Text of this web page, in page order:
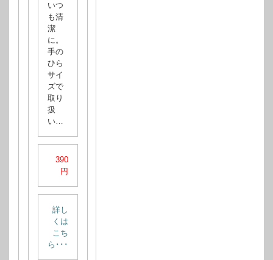
いつ
も清
潔
に。
手の
ひら
サイ
ズで
取り
扱
い…
390
円
詳し
くは
こち
ら･･･